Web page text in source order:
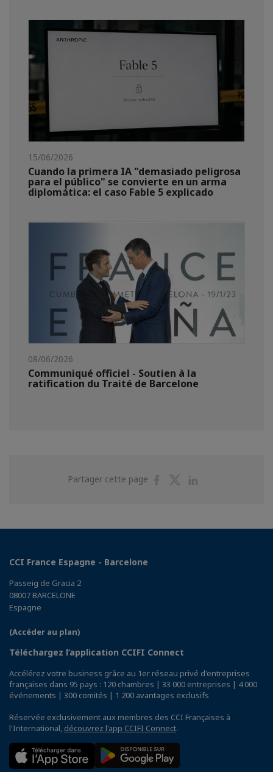
15/06/2026
Cuando la primera IA "demasiado peligrosa
para el público" se convierte en un arma
diplomática: el caso Fable 5 explicado
08/06/2026
Communiqué officiel - Soutien à la
ratification du Traité de Barcelone
Partager cette page
PartagerPartager
CCI France Espagne - Barcelone
Passeig de Gracia 2
08007 BARCELONE
Espagne
(Accéder au plan)
Téléchargez l’application CCIFI Connect
Accélérez votre business grâce au 1er réseau privé d'entreprises
françaises dans 95 pays : 120 chambres | 33 000 entreprises | 4 000
événements | 300 comités | 1 200 avantages exclusifs
Réservée exclusivement aux membres des CCI Françaises à
l'International, découvrez l'app CCIFI Connect.